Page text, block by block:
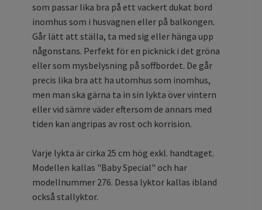
som passar lika bra på ett vackert dukat bord
inomhus som i husvagnen eller på balkongen.
Går lätt att ställa, ta med sig eller hänga upp
någonstans. Perfekt för en picknick i det gröna
eller som mysbelysning på soffbordet. De går
precis lika bra att ha utomhus som inomhus,
men man ska gärna ta in sin lykta över vintern
eller vid sämre väder eftersom de annars med
tiden kan angripas av rost och korrision.
Varje lykta är cirka 25 cm hög exkl. handtaget.
Modellen kallas "Baby Special" och har
modellnummer 276. Dessa lyktor kallas ibland
också stallyktor.